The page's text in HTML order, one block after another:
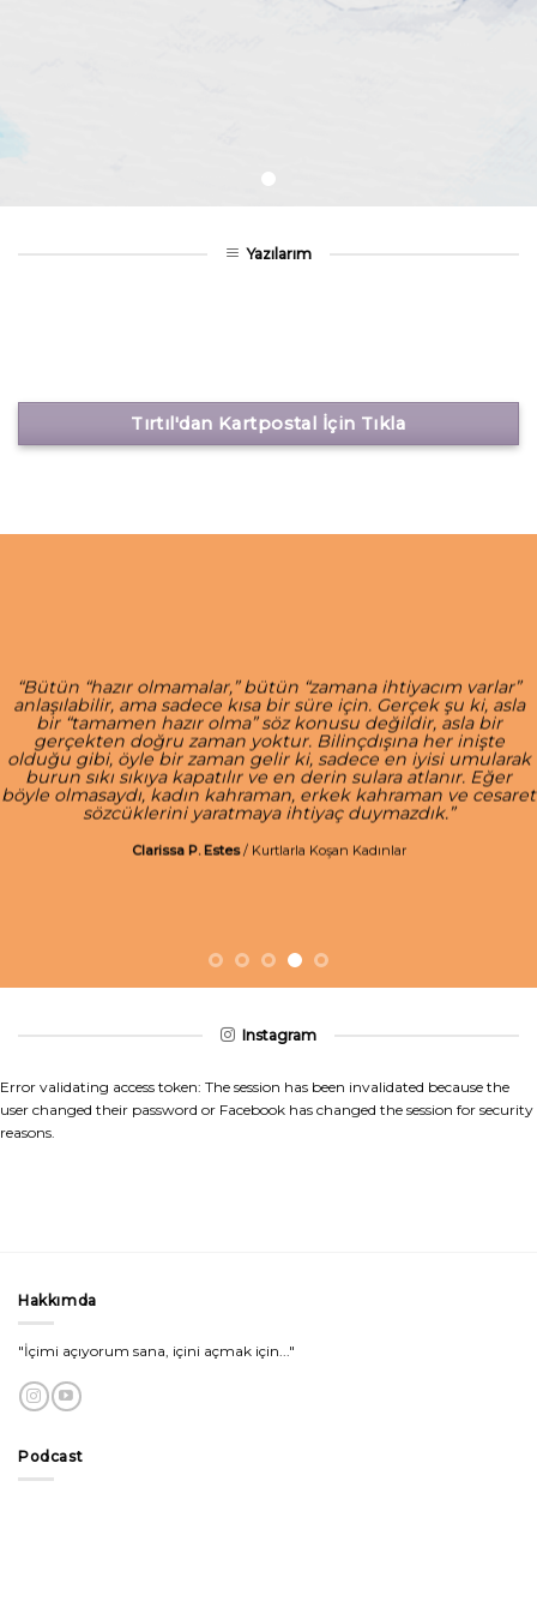
Yazılarım
Tırtıl'dan Kartpostal İçin Tıkla
“Bütün “hazır olmamalar,” bütün “zamana ihtiyacım varlar”
anlaşılabilir, ama sadece kısa bir süre için. Gerçek şu ki, asla
bir “tamamen hazır olma” söz konusu değildir, asla bir
gerçekten doğru zaman yoktur. Bilinçdışına her inişte
olduğu gibi, öyle bir zaman gelir ki, sadece en iyisi umularak
burun sıkı sıkıya kapatılır ve en derin sulara atlanır. Eğer
böyle olmasaydı, kadın kahraman, erkek kahraman ve cesaret
sözcüklerini yaratmaya ihtiyaç duymazdık.”
Clarissa P. Estes / Kurtlarla Koşan Kadınlar
Instagram
Error validating access token: The session has been invalidated because the
user changed their password or Facebook has changed the session for security
reasons.
Hakkımda
"İçimi açıyorum sana, içini açmak için..."
Podcast